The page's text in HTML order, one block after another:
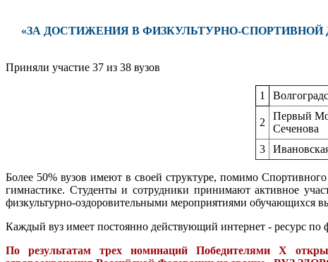
«ЗА ДОСТИЖЕНИЯ В ФИЗКУЛЬТУРНО-
Приняли участие 37 из 38 вузов
1
2
Первый
Сеченова
3
Более 50% вузов имеют в своей структуре, помимо
гимнастике. Студенты и сотрудники принимают активное
физкультурно-оздоровительными мероприятиями обучающихся
Каждый вуз имеет постоянно действующий интернет - ресурс
По результатам трех номинаций ПобедителямиX